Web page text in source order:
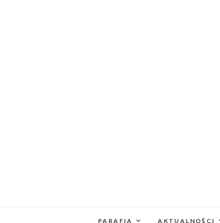
PARAFIA AKTUALNOŚCI